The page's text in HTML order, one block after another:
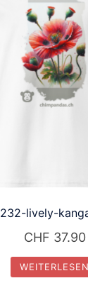
232-lively-
CHF 37.90
WEITERLESEN